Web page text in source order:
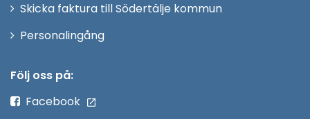
Skicka faktura till Södertälje kommun
PersonalingångÖppna
Följ oss på:
Facebook